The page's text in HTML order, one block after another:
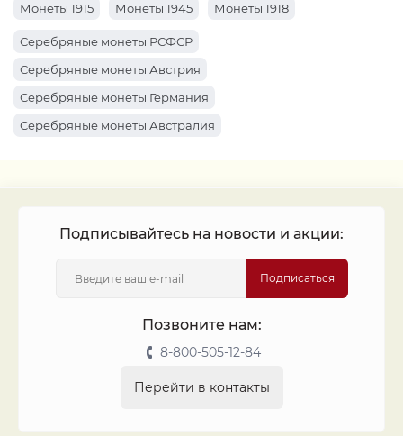
Монеты 1915
Монеты 1945
Монеты 1918
Монеты 1941
Монеты 1914
Монеты 1959
Монеты 1904
Монеты 1961
Монеты 1934
Монеты 1922
Монеты 1963
Серебряные монеты РСФСР
Серебряные монеты Австрия
Серебряные монеты Германия
Серебряные монеты Австралия
Подписывайтесь на новости и акции:
Подписаться
Позвоните нам:
8-800-505-12-84
Перейти в контакты